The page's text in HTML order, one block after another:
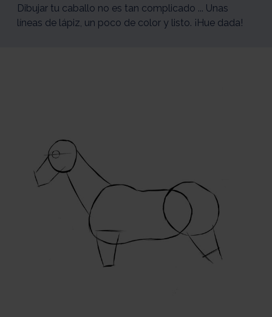
enfants
Dessiner
enfants
Dessiner
enfants
Dessiner
enfants
Dessiner
enfants
Dessiner
Dibujar tu caballo no es tan complicado ... Unas
líneas de lápiz, un poco de color y listo. ¡Hue dada!